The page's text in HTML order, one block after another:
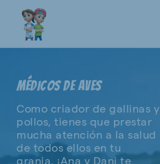
MÉDICOS DE AVES
Como criador de gallinas y
pollos, tienes que prestar
mucha atención a la salud
de todos ellos en tu
granja. ¡Ana y Dani te